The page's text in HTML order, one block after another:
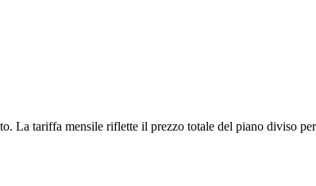
La tariffa mensile riflette il prezzo totale del piano diviso